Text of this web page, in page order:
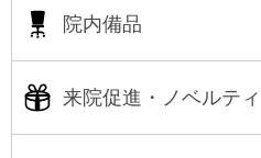
院内備品
来院促進・ノベルティ